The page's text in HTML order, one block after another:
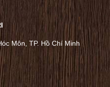
Môn, TP. Hồ Chí Minh